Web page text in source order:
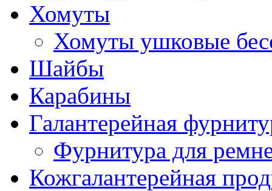
Хомуты
Хомуты ушковые
Шайбы
Карабины
Галантерейная
Фурнитура для
Кожгалантерейная